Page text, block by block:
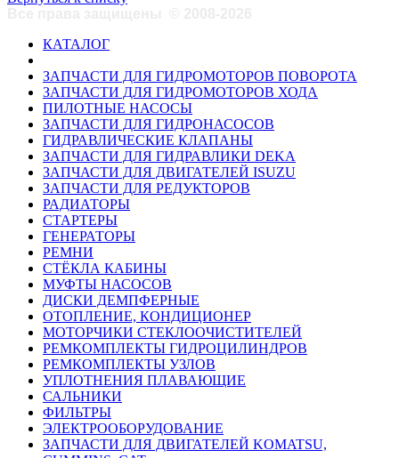
КАТАЛОГ
ЗАПЧАСТИ ДЛЯ ГИДРОМОТОРОВ ПОВОРОТА
ЗАПЧАСТИ ДЛЯ ГИДРОМОТОРОВ ХОДА
ПИЛОТНЫЕ НАСОСЫ
ЗАПЧАСТИ ДЛЯ ГИДРОНАСОСОВ
ГИДРАВЛИЧЕСКИЕ КЛАПАНЫ
ЗАПЧАСТИ ДЛЯ ГИДРАВЛИКИ DEKA
ЗАПЧАСТИ ДЛЯ ДВИГАТЕЛЕЙ ISUZU
ЗАПЧАСТИ ДЛЯ РЕДУКТОРОВ
РАДИАТОРЫ
СТАРТЕРЫ
ГЕНЕРАТОРЫ
РЕМНИ
СТЁКЛА КАБИНЫ
МУФТЫ НАСОСОВ
ДИСКИ ДЕМПФЕРНЫЕ
ОТОПЛЕНИЕ, КОНДИЦИОНЕР
МОТОРЧИКИ СТЕКЛООЧИСТИТЕЛЕЙ
РЕМКОМПЛЕКТЫ ГИДРОЦИЛИНДРОВ
РЕМКОМПЛЕКТЫ УЗЛОВ
УПЛОТНЕНИЯ ПЛАВАЮЩИЕ
САЛЬНИКИ
ФИЛЬТРЫ
ЭЛЕКТРООБОРУДОВАНИЕ
ЗАПЧАСТИ ДЛЯ ДВИГАТЕЛЕЙ KOMATSU,